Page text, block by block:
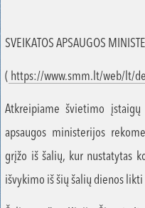
SVEIKATOS APSAUGOS
( https://www.smm.lt/web/lt/
Atkreipiame švietimo
apsaugos ministerijos
grįžo iš šalių, kur nustatytas
išvykimo iš šių šalių dienos